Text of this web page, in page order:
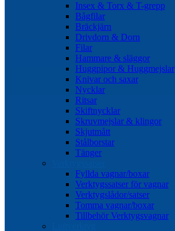
Insex & Torx & T-grepp
Bågfilar
Bräckjärn
Drivdorn & Dorn
Filar
Hammare & släggor
Huggpipor & Huggmejslar
Knivar och saxar
Nycklar
Ritsar
Skiftnycklar
Skruvmejslar & klingor
Skjutmått
Stålborstar
Tänger
Fyllda vagnar/boxar
Verktygssatser för vagnar
Verktygslådor/satser
Tomma vagnar/boxar
Tillbehör Verktygsvagnar